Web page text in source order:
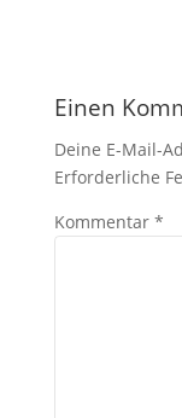
Einen
Deine E-Mail-
Erforderliche
Kommentar *